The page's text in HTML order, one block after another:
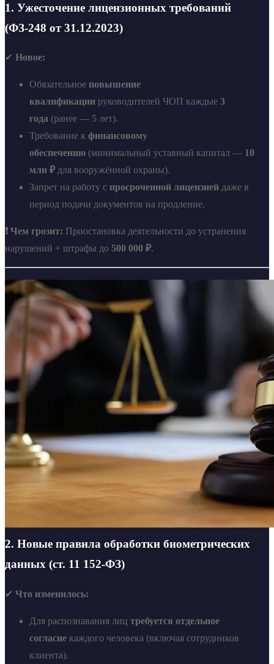
1. Ужесточение лицензионных требований
(ФЗ-248 от 31.12.2023)
✔ Новое:
Обязательное повышение
квалификации руководителей ЧОП каждые 3
года (ранее — 5 лет).
Требование к финансовому
обеспечению (минимальный уставный капитал — 10
млн ₽для вооружённой охраны).
Запрет на работу с просроченной лицензией даже в
период подачи документов на продление.
❗ Чем грозит: Приостановка деятельности до устранения
нарушений + штрафы до 500 000 ₽.
2. Новые правила обработки биометрических
данных (ст. 11 152-ФЗ)
✔ Что изменилось:
Для распознавания лиц требуется отдельное
согласие каждого человека (включая сотрудников
клиента).